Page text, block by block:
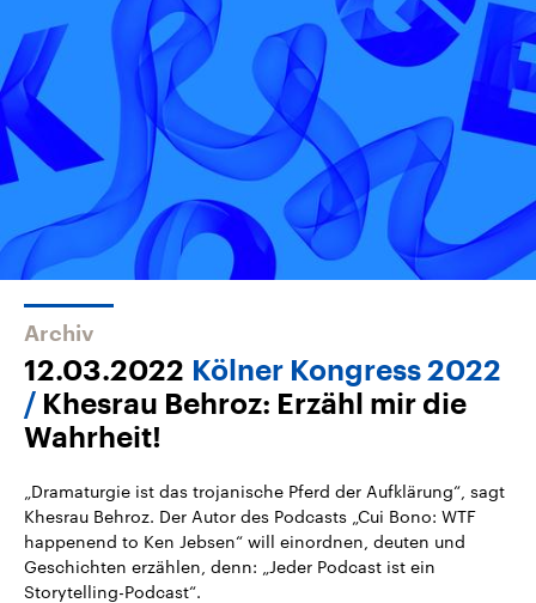
Archiv
12.03.2022 Kölner Kongress 2022
Khesrau Behroz: Erzähl mir die
Wahrheit!
„Dramaturgie ist das trojanische Pferd der Aufklärung“, sagt
Khesrau Behroz. Der Autor des Podcasts „Cui Bono: WTF
happenend to Ken Jebsen“ will einordnen, deuten und
Geschichten erzählen, denn: „Jeder Podcast ist ein
Storytelling-Podcast“.